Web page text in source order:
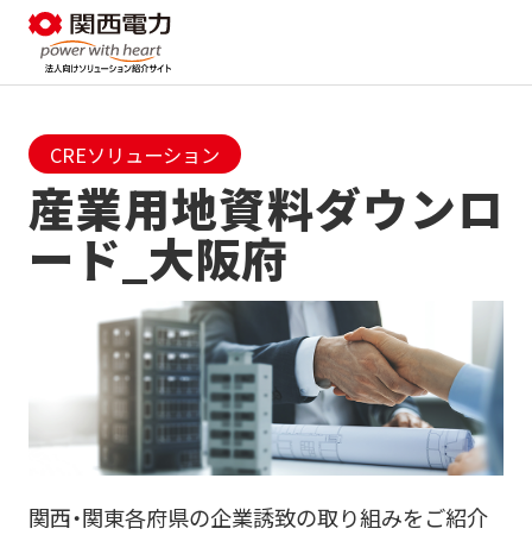
CREソリューション
産業用地資料ダウンロ
ード_大阪府
関西・関東各府県の企業誘致の取り組みをご紹介